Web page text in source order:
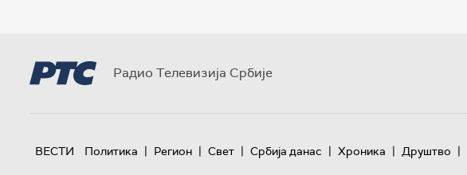
Радио Телевизија Србије
ВЕСТИ Политика | Регион | Свет | Србија данас | Хроника | Друштво |